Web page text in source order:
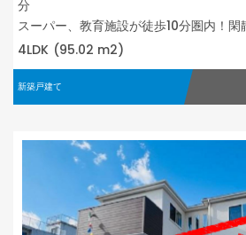
分
スーパー、教育施設が徒歩10分圏内！閑
4LDK (95.02 m2)
新築戸建て